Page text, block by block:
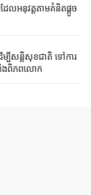
ែលអនុវត្ត​​តាម​គំនិតផ្តួច
ម្បីសន្តិសុខជាតិ ទៅការ
និងពិភពលោក